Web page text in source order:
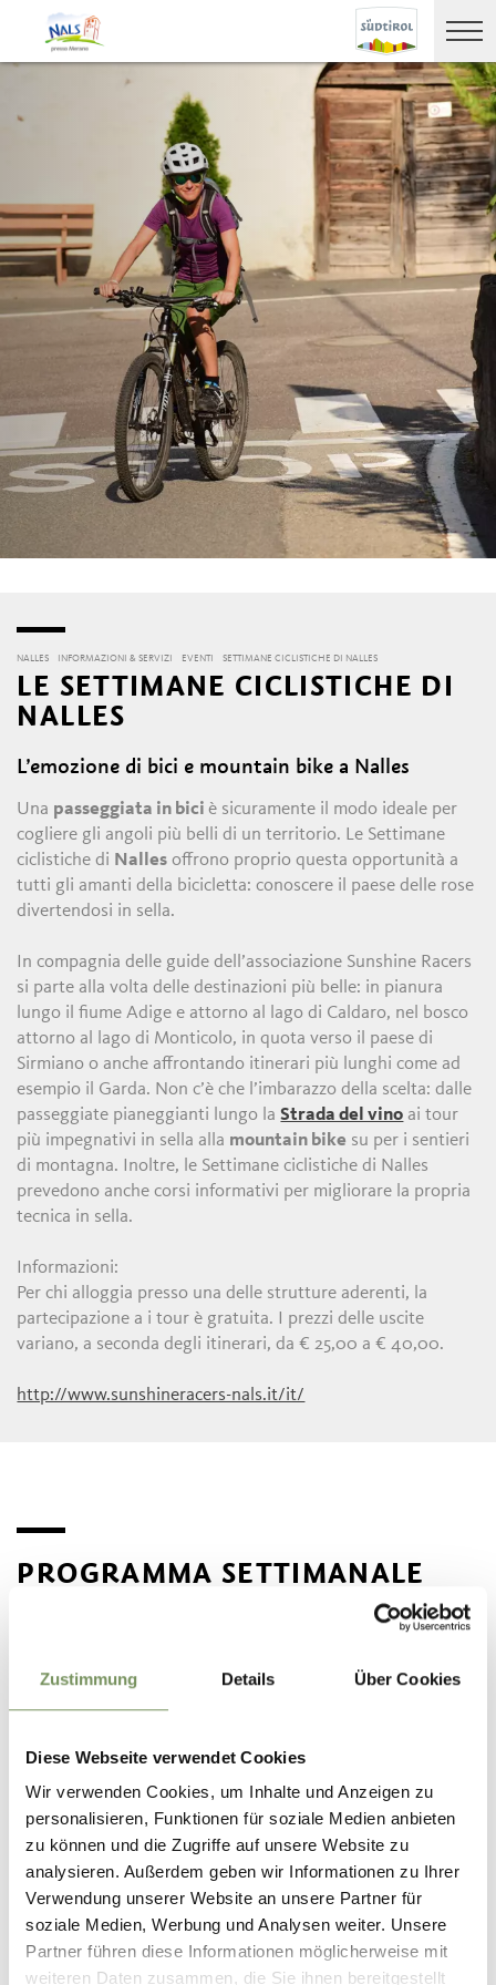
Zustimmung Details Über Cookies
Diese Webseite verwendet Cookies
Wir verwenden Cookies, um Inhalte und Anzeigen zu
personalisieren, Funktionen für soziale Medien anbieten
zu können und die Zugriffe auf unsere Website zu
analysieren. Außerdem geben wir Informationen zu Ihrer
Verwendung unserer Website an unsere Partner für
soziale Medien, Werbung und Analysen weiter. Unsere
Partner führen diese Informationen möglicherweise mit
weiteren Daten zusammen, die Sie ihnen bereitgestellt
NALLES INFORMAZIONI & SERVIZI EVENTI SETTIMANE CICLISTICHE DI NALLES
LE SETTIMANE CICLISTICHE DI
NALLES
L’emozione di bici e mountain bike a Nalles
Una passeggiata in biciè sicuramente il modo ideale per
cogliere gli angoli più belli di un territorio. Le Settimane
ciclistiche di Nalles offrono proprio questa opportunità a
tutti gli amanti della bicicletta: conoscere il paese delle rose
divertendosi in sella.
In compagnia delle guide dell’associazione Sunshine Racers
si parte alla volta delle destinazioni più belle: in pianura
lungo il fiume Adige e attorno al lago di Caldaro, nel bosco
attorno al lago di Monticolo, in quota verso il paese di
Sirmiano o anche affrontando itinerari più lunghi come ad
esempio il Garda. Non c’è che l’imbarazzo della scelta: dalle
passeggiate pianeggianti lungo laStrada del vino ai tour
più impegnativi in sella alla mountain bike su per i sentieri
di montagna. Inoltre, le Settimane ciclistiche di Nalles
prevedono anche corsi informativi per migliorare la propria
tecnica in sella.
Informazioni:
Per chi alloggia presso una delle strutture aderenti, la
partecipazione a i tour è gratuita. I prezzi delle uscite
variano, a seconda degli itinerari, da € 25,00 a € 40,00.
http://www.sunshineracers-nals.it/it/
PROGRAMMA SETTIMANALE
DELLE SETTIMANE CICLISTICHE
PROGRAMMA SETTIMANALE
20/04/-24/04/2026
PROGRAMMA SETTIMANALE
27/04/-01/05/2026